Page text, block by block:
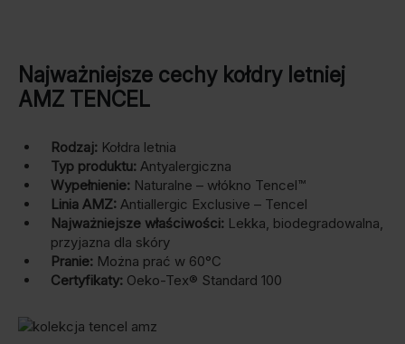
Najważniejsze cechy kołdry letniej
AMZ TENCEL
Rodzaj: Kołdra letnia
Typ produktu: Antyalergiczna
Wypełnienie: Naturalne – włókno Tencel™
Linia AMZ: Antiallergic Exclusive – Tencel
Najważniejsze właściwości: Lekka, biodegradowalna,
przyjazna dla skóry
Pranie: Można prać w 60°C
Certyfikaty: Oeko-Tex® Standard 100